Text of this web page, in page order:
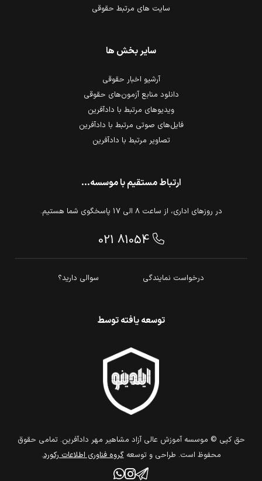
ارتباط مستقیم با موسسه...
در روزهای اداری، از ساعت 8 الی 17 پاسخگوی شما هستیم.
021 81054
درخواست نمایندگی سوالی دارید؟
سایت های مرتبط حقوقی
سایر بخش ها
آرشیو اخبار حقوقی
دانلود منابع آزمون‌های حقوقی
ویدیوهای مرتبط با دادآفرین
فایل‌های صوتی مرتبط با دادآفرین
تصاویر مرتبط با دادآفرین
توسعه یافته توسط
حق كپي © موسسه آموزش عالی آزاد مشاهیر مهر دادآفرین. تمامي حقوق
محفوظ است. طراحي و توسعهگروه فناوري اطلاعات ركورد.